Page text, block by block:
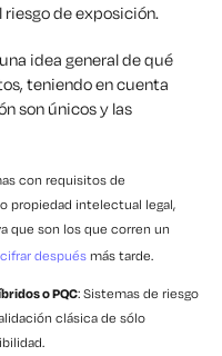
de exposición.
idea general de qué
teniendo en cuenta
son únicos y las
con requisitos de
propiedad intelectual legal,
que son los que corren un
después más tarde.
o PQC: Sistemas de riesgo
clásica de sólo